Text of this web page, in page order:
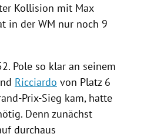
Kollision mit Max
in der WM nur noch 9
Pole so klar an seinem
Ricciardo von Platz 6
Prix-Sieg kam, hatte
Denn zunächst
durchaus